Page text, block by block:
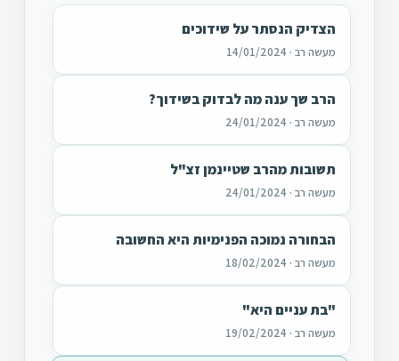
הצדיק הנסתר על שידוכים
מעשה רב · 14/01/2024
הרב שך ענה מה לבדוק בשידוך?
מעשה רב · 24/01/2024
תשובות מהרב שטיינמן זצ"ל
מעשה רב · 24/01/2024
הבחורה נמוכה הפנימיות היא החשובה
מעשה רב · 18/02/2024
"בת עניים היא"
מעשה רב · 19/02/2024